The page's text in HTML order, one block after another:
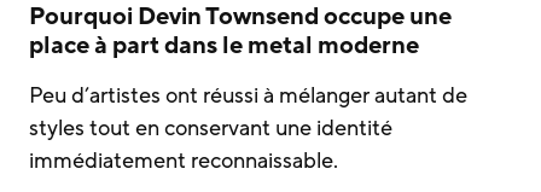
Pourquoi Devin Townsend occupe une
place à part dans le metal moderne
Peu d’artistes ont réussi à mélanger autant de
styles tout en conservant une identité
immédiatement reconnaissable.